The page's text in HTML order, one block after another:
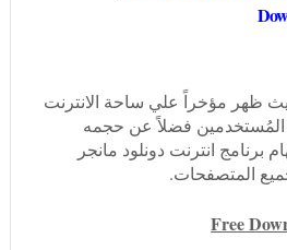
ظهر مؤخراً علي ساحة الانترنت
المُستخدمين فضلاً عن حجمه
انترنت دونلود مانجر
المتصفحات.